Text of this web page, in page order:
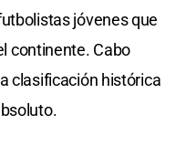
jóvenes que
continente. Cabo
clasificación histórica